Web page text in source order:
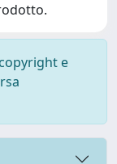
e